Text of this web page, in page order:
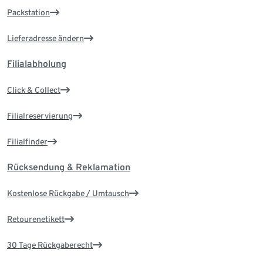
Packstation
Lieferadresse ändern
Filialabholung
Click & Collect
Filialreservierung
Filialfinder
Rücksendung & Reklamation
Kostenlose Rückgabe / Umtausch
Retourenetikett
30 Tage Rückgaberecht